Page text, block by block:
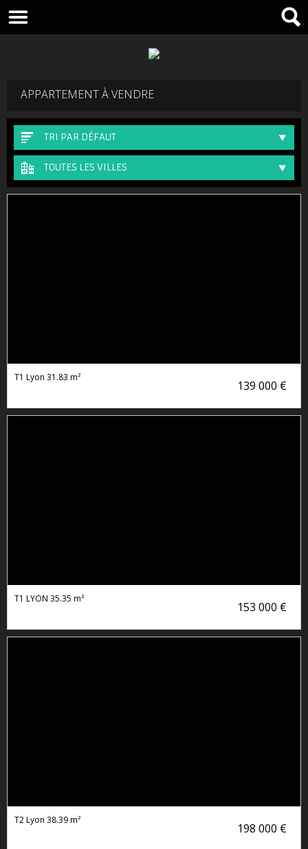
APPARTEMENT À VENDRE
TRI PAR DÉFAUT
TOUTES LES VILLES
139 000 €
T1 Lyon 31.83 m²
153 000 €
T1 LYON 35.35 m²
198 000 €
T2 Lyon 38.39 m²